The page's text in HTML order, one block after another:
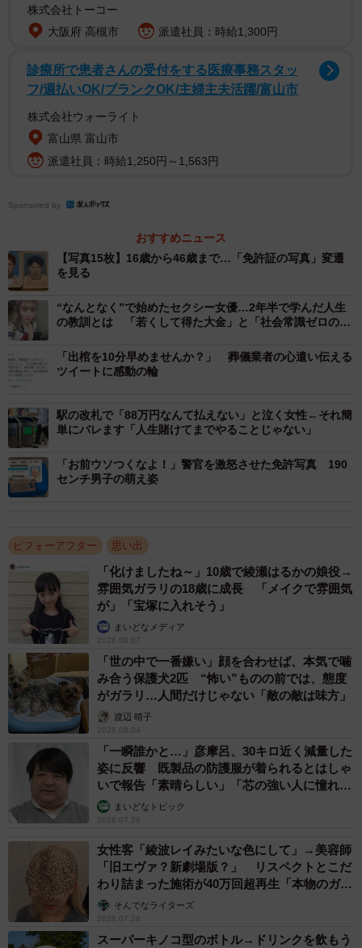
この投稿をInstagramで見る
高校中退、足場屋勤務…転機は一目惚れ
今回の投稿について、Ohishiさんはこう振り返ります。
「なんとなくですが、上手くいかない時は一旦立ち止まっ
て昔を振り返るクセがあるんです。自分の好きな曲をつけ
て投稿しました」
の人生は波乱に満ちたものでした。
田舎生まれ田舎育ち。16歳で免許を取得した当時につい
て、Ohishiさんは「田舎の悪さ坊主でした」と語ります。
す。
2/16
免許証の写真の変遷 /Ohishiさん（@tyatyamaru_jijimaru_warabi）提供
田舎ではすぐに噂が広まり、居づらくなったOhishiさんは
足場屋で働き始めます。お金を稼いで都会に出ようと決心
したタイミングで、現在の奥さんと出会います。
「働いていた足場屋さんの行きつけのガソリンスタンドで
株式会社トーコー
大阪府 高槻市
派遣社員：時給1,300円
診療所で患者さんの受付をする医療事務スタッ
フ/週払いOK/ブランクOK/主婦主夫活躍/富山市
株式会社ウォーライト
富山県 富山市
派遣社員：時給1,250円～1,563円
Sponsored by
おすすめニュース
【写真15枚】16歳から46歳まで…「免許証の写真」変遷
を見る
“なんとなく”で始めたセクシー女優…2年半で学んだ人生
の教訓とは 「若くして得た大金」と「社会常識ゼロの現
「出棺を10分早めませんか？」 葬儀業者の心遣い伝える
ツイートに感動の輪
駅の改札で「88万円なんて払えない」と泣く女性←それ簡
単にバレます「人生賭けてまでやることじゃない」
「お前ウソつくなよ！」警官を激怒させた免許写真 190
センチ男子の萌え姿
ビフォーアフター 思い出
「化けましたね～」10歳で綾瀬はるかの娘役→
雰囲気ガラリの18歳に成長 「メイクで雰囲気
が」「宝塚に入れそう」
まいどなメディア
2026.08.07
「世の中で一番嫌い」顔を合わせば、本気で噛
み合う保護犬2匹 “怖い”ものの前では、態度
がガラリ…人間だけじゃない「敵の敵は味方」
渡辺 晴子
2026.08.04
「一瞬誰かと…」彦摩呂、30キロ近く減量した
姿に反響 既製品の防護服が着られるとはしゃ
いで報告「素晴らしい」「芯の強い人に憧れま
す」まいどなトピック
2026.07.29
女性客「綾波レイみたいな色にして」→美容師
「旧エヴァ？新劇場版？」 リスペクトとこだ
わり詰まった施術が40万回超再生「本物のガチ
勢」そんでなライターズ
2026.07.28
スーパーキノコ型のボトル→ドリンクを飲もう